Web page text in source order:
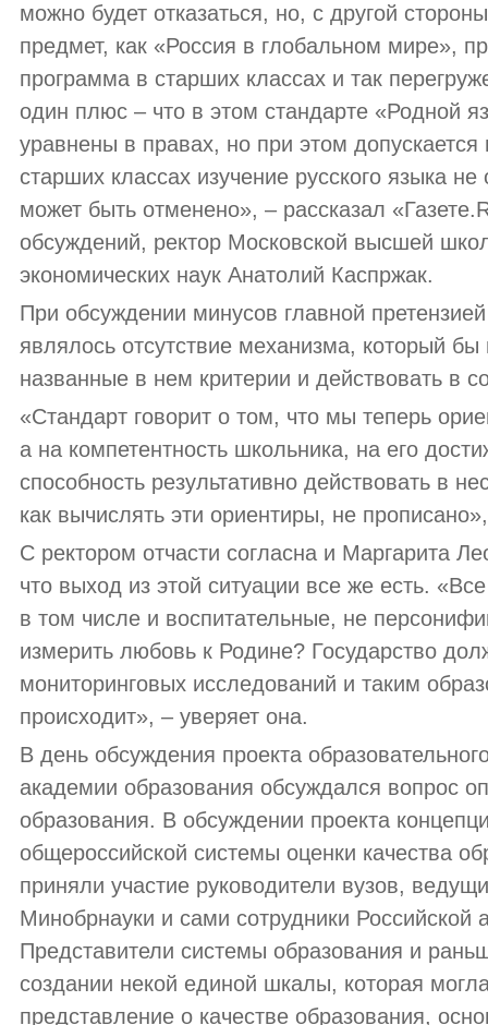
можно будет отказаться, но, с другой
предмет, как «Россия в глобальном мире»,
программа в старших классах и так
один плюс – что в этом стандарте «Родной
уравнены в правах, но при этом допускается
старших классах изучение русского языка не
может быть отменено», – рассказал
обсуждений, ректор Московской высшей
экономических наук Анатолий Каспржак.
При обсуждении минусов главной
являлось отсутствие механизма, который
названные в нем критерии и действовать в
«Стандарт говорит о том, что мы теперь
а на компетентность школьника, на его
способность результативно действовать в
как вычислять эти ориентиры, не
С ректором отчасти согласна и Маргарита
что выход из этой ситуации все же есть.
в том числе и воспитательные, не
измерить любовь к Родине? Государство
мониторинговых исследований и таким
происходит», – уверяет она.
В день обсуждения проекта
академии образования обсуждался вопрос
образования. В обсуждении проекта
общероссийской системы оценки качества
приняли участие руководители вузов,
Минобрнауки и сами сотрудники Российской
Представители системы образования и
создании некой единой шкалы, которая
представление о качестве образования,